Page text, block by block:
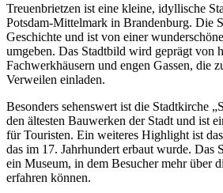
Treuenbrietzen ist eine kleine, idyllische
Potsdam-Mittelmark in Brandenburg. Die
Geschichte und ist von einer
umgeben. Das Stadtbild wird geprägt von
Fachwerkhäusern und engen Gassen, die
Verweilen einladen.
Besonders sehenswert ist die Stadtkirche
den ältesten Bauwerken der Stadt und ist
für Touristen. Ein weiteres Highlight ist
das im 17. Jahrhundert erbaut wurde. Das
ein Museum, in dem Besucher mehr über
erfahren können.